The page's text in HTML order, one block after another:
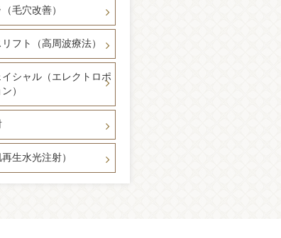
毛穴改善）
フト（高周波療法）
イシャル（エレクトロポ
）
生水光注射）